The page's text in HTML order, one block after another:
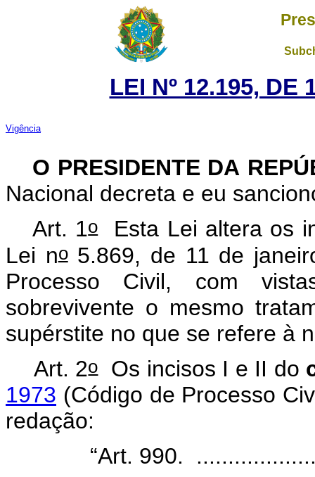
LEI Nº 12.195, DE
Vigência
O PRESIDENTE DA
Nacional decreta e eu
Art. 1oEsta Lei altera os
Lei no5.869, de 11 de
Processo Civil, com
sobrevivente o mesmo
supérstite no que se refere à
Art. 2oOs incisos I e II do
1973 (Código de Processo
redação:
“Art. 990.